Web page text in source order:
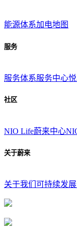
能源体系加电地图
服务
服务体系服务中心
社区
NIO Life蔚来中心
关于蔚来
关于我们 可持续发展